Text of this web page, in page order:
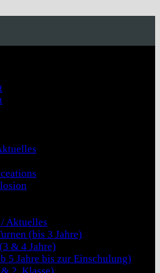
Aktuelles
(bis 3 Jahre)
& 4 Jahre)
5 Jahre bis zur Einschulung)